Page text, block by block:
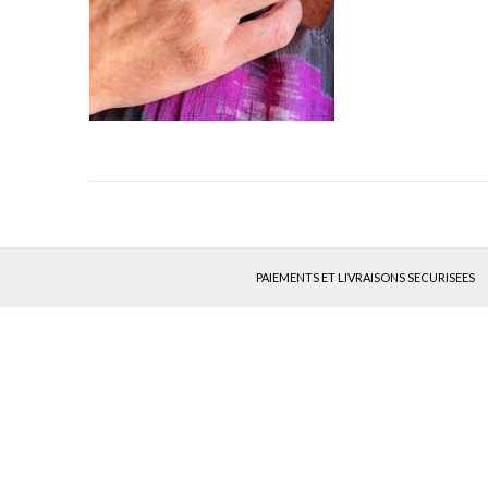
PAIEMENTS ET LIVRAISONS SECURISEES